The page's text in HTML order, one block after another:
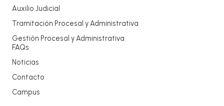
Auxilio Judicial
Tramitación Procesal y Administrativa
Gestión Procesal y Administrativa
FAQs
Noticias
Contacto
Campus